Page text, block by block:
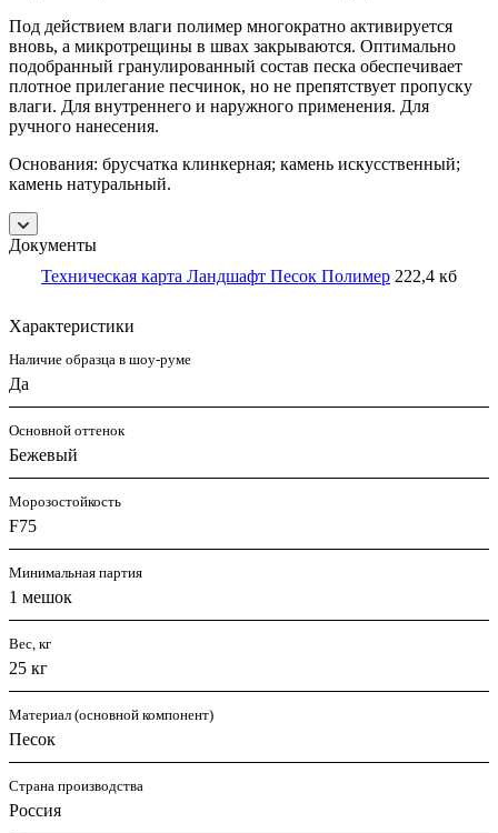
Под действием влаги полимер многократно активируется
вновь, а микротрещины в швах закрываются. Оптимально
подобранный гранулированный состав песка обеспечивает
плотное прилегание песчинок, но не препятствует пропуску
влаги. Для внутреннего и наружного применения. Для
ручного нанесения.
Основания: брусчатка клинкерная; камень искусственный;
камень натуральный.
Документы
Техническая карта Ландшафт Песок Полимер 222,4 кб
Характеристики
Наличие образца в шоу-руме
Да
Основной оттенок
Бежевый
Морозостойкость
F75
Минимальная партия
1 мешок
Вес, кг
25 кг
Материал (основной компонент)
Песок
Страна производства
Россия